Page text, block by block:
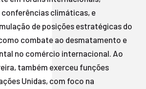
conferências climáticas, e
de posições estratégicas do
combate ao desmatamento e
no comércio internacional. Ao
também exerceu funções
Unidas, com foco na